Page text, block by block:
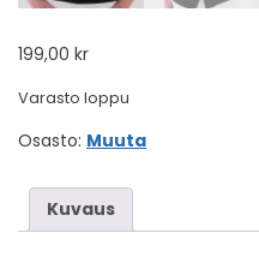
199,00 kr
Varasto loppu
Osasto: Muuta
Kuvaus